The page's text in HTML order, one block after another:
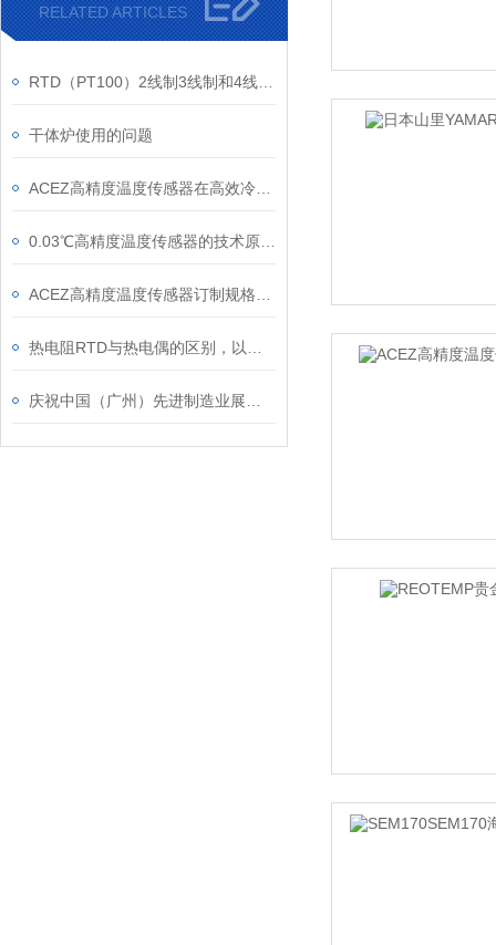
RELATED ARTICLES
干体炉使用的问题